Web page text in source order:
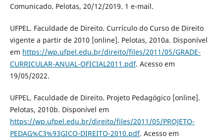
Comunicado. Pelotas, 20/12/2019. 1 e-mail.
UFPEL. Faculdade de Direito. Currículo do Curso de Direito
vigente a partir de 2010 [online]. Pelotas, 2010a. Disponível
em https://wp.ufpel.edu.br/direito/files/2011/05/GRADE-
CURRICULAR-ANUAL-OFICIAL2011.pdf. Acesso em
19/05/2022.
UFPEL. Faculdade de Direito. Projeto Pedagógico [online].
Pelotas, 2010b. Disponível em
https://wp.ufpel.edu.br/direito/files/2011/05/PROJETO-
PEDAG%C3%93GICO-DIREITO-2010.pdf. Acesso em